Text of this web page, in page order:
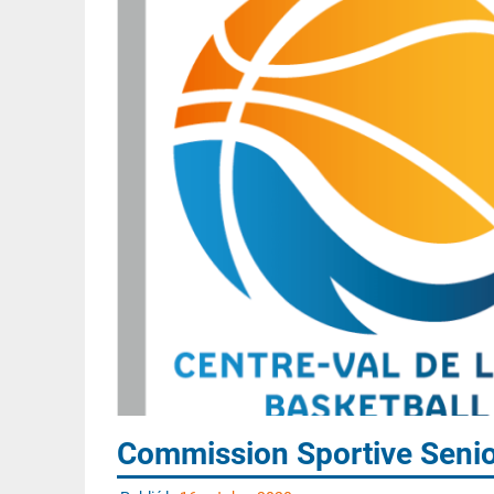
Commission Sportive